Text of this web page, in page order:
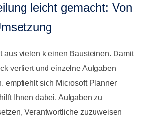
leicht gemacht: Von
aus vielen kleinen Bausteinen. Damit
verliert und einzelne Aufgaben
empfiehlt sich Microsoft Planner.
Ihnen dabei, Aufgaben zu
Verantwortliche zuzuweisen